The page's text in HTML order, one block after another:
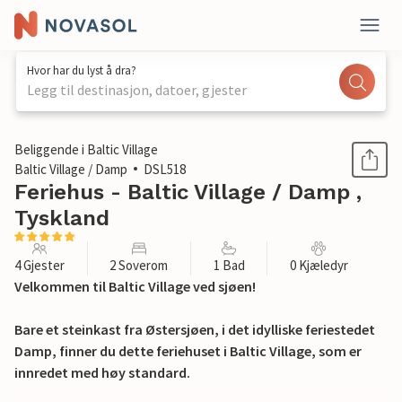
Hvor har du lyst å dra?
Legg til destinasjon, datoer, gjester
1 / 13
Beliggende i Baltic Village
Baltic Village / Damp
DSL518
Feriehus - Baltic Village / Damp ,
Tyskland
4 Gjester 2 Soverom 1 Bad 0 Kjæledyr
Velkommen til Baltic Village ved sjøen!
Bare et steinkast fra Østersjøen, i det idylliske feriestedet
Damp, finner du dette feriehuset i Baltic Village, som er
innredet med høy standard.